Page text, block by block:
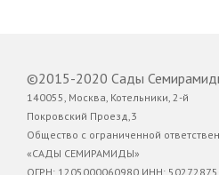
©2015-2020 Сады
140055, Москва, Котельники, 2-й
Покровский Проезд,3
Общество с ограниченной
«САДЫ СЕМИРАМИДЫ»
ОГРН: 1205000060980 ИНН: